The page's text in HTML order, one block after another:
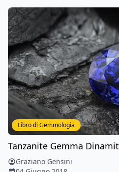
Libro di Gemmologia
Tanzanite Gemma
Graziano Gensini